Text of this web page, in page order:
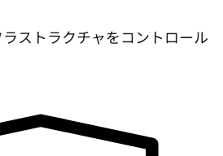
ストラクチャをコントロール